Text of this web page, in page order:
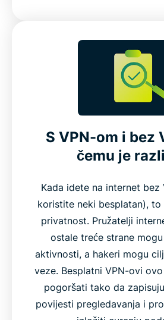
S VPN-om i bez
čemu je
Kada idete na internet bez
koristite neki besplatan), to
privatnost. Pružatelji
ostale treće strane
aktivnosti, a hakeri mogu
veze. Besplatni VPN-ovi
pogoršati tako da
povijesti pregledavanja i